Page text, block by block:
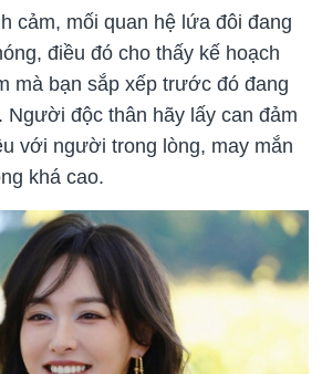
cảm, mối quan hệ lứa đôi đang
điều đó cho thấy kế hoạch
mà bạn sắp xếp trước đó đang
Người độc thân hãy lấy can đảm
với người trong lòng, may mắn
khá cao.